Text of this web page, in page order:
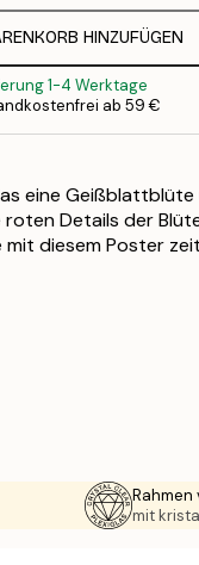
HINZUFÜGEN
1-4 Werktage
ab 59 €
eine Geißblattblüte
Details der
diesem Poster
mit